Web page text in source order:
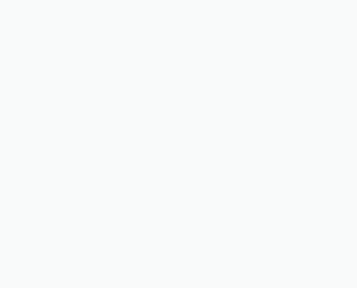
sondern im Sinne
man es vernünftiger
Ziel sollte es sein,
von guten fachlichen
zu erstellen, die in
die Ziele der
und des Augenmaßes
auch ein gewisses